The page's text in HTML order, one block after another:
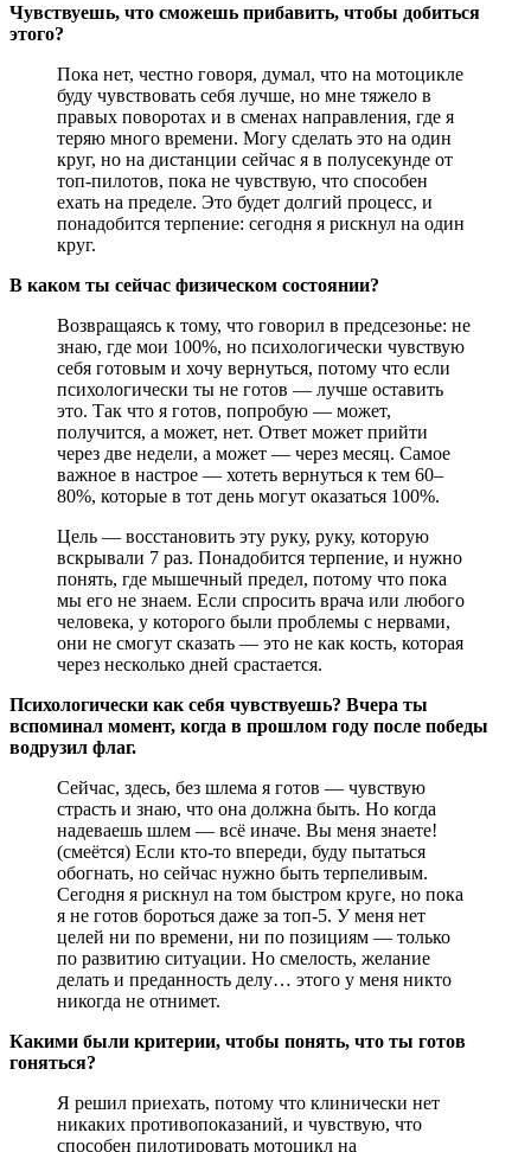
Чувствуешь, что сможешь прибавить, чтобы добиться
этого?
Пока нет, честно говоря, думал, что на мотоцикле
буду чувствовать себя лучше, но мне тяжело в
правых поворотах и в сменах направления, где я
теряю много времени. Могу сделать это на один
круг, но на дистанции сейчас я в полусекунде от
топ-пилотов, пока не чувствую, что способен
ехать на пределе. Это будет долгий процесс, и
понадобится терпение: сегодня я рискнул на один
круг.
В каком ты сейчас физическом состоянии?
Возвращаясь к тому, что говорил в предсезонье: не
знаю, где мои 100%, но психологически чувствую
себя готовым и хочу вернуться, потому что если
психологически ты не готов — лучше оставить
это. Так что я готов, попробую — может,
получится, а может, нет. Ответ может прийти
через две недели, а может — через месяц. Самое
важное в настрое — хотеть вернуться к тем 60–
80%, которые в тот день могут оказаться 100%.
Цель — восстановить эту руку, руку, которую
вскрывали 7 раз. Понадобится терпение, и нужно
понять, где мышечный предел, потому что пока
мы его не знаем. Если спросить врача или любого
человека, у которого были проблемы с нервами,
они не смогут сказать — это не как кость, которая
через несколько дней срастается.
Психологически как себя чувствуешь? Вчера ты
вспоминал момент, когда в прошлом году после победы
водрузил флаг.
Сейчас, здесь, без шлема я готов — чувствую
страсть и знаю, что она должна быть. Но когда
надеваешь шлем — всё иначе. Вы меня знаете!
(смеётся) Если кто-то впереди, буду пытаться
обогнать, но сейчас нужно быть терпеливым.
Сегодня я рискнул на том быстром круге, но пока
я не готов бороться даже за топ-5. У меня нет
целей ни по времени, ни по позициям — только
по развитию ситуации. Но смелость, желание
делать и преданность делу… этого у меня никто
никогда не отнимет.
Какими были критерии, чтобы понять, что ты готов
гоняться?
Я решил приехать, потому что клинически нет
никаких противопоказаний, и чувствую, что
способен пилотировать мотоцикл на